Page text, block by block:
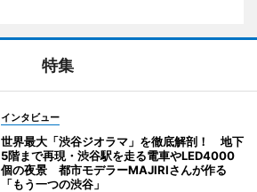
特集
インタビュー
世界最大「渋谷ジオラマ」を徹底解剖！ 地下
5階まで再現・渋谷駅を走る電車やLED4000
個の夜景 都市モデラーMAJIRIさんが作る
「もう一つの渋谷」